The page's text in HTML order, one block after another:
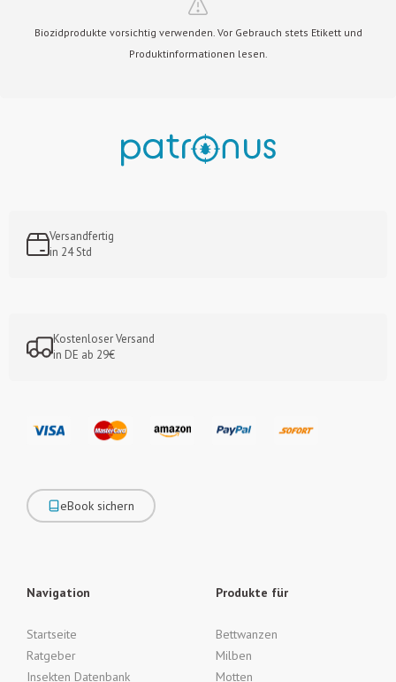
Versandfertig
in 24 Std
Kostenloser Versand
in DE ab 29€
eBook sichern
Navigation
Startseite
Ratgeber
Insekten Datenbank
Produkte für
Bettwanzen
Milben
Motten
Biozidprodukte vorsichtig verwenden. Vor Gebrauch stets Etikett und
Produktinformationen lesen.